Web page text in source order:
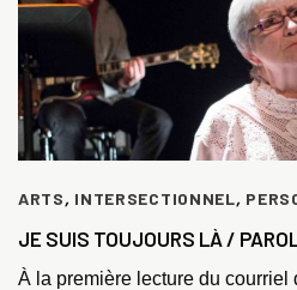
ARTS, INTERSECTIONNEL,
JE SUIS TOUJOURS LÀ /
À la première lecture du courriel